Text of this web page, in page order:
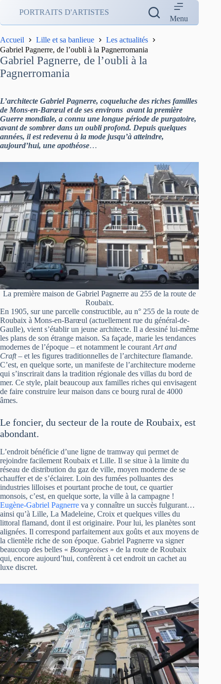
contenu
PORTRAITS D'ARTISTES
Menu
Accueil Lille et sa banlieue
Les actualités
Gabriel Pagnerre, de l’oubli à la Pagnerromania
Gabriel Pagnerre, de l’oubli à la
Pagnerromania
L’architecte Gabriel Pagnerre, coqueluche des riches familles
de Mons-en-Barœul et de ses environs avant la première
Guerre mondiale, a connu une longue période de purgatoire,
avant de sombrer dans un oubli profond. Depuis quelques
années, il est redevenu à la mode jusqu’à atteindre,
aujourd’hui, une apothéose…
La première maison de Gabriel Pagnerre au 255 de la route de
Roubaix.
En 1905, sur une parcelle constructible, au n° 255 de la route de
Roubaix à Mons-en-Barœul (actuellement rue du général-de-
Gaulle), vient s’établir un jeune architecte. Il a dessiné lui-même
les plans de son étrange maison. Sa façade, marie les tendances
modernes de l’époque – et notamment le courant Art and
Craft– et les figures traditionnelles de l’architecture flamande.
C’est, en quelque sorte, un manifeste de l’architecture moderne
qui s’inscrirait dans la tradition régionale des villas du bord de
mer. Ce style, plait beaucoup aux familles riches qui envisagent
de faire construire leur maison dans ce bourg rural de 4000
âmes.
Le foncier, du secteur de la route de Roubaix, est
abondant.
L’endroit bénéficie d’une ligne de tramway qui permet de
rejoindre facilement Roubaix et Lille. Il se situe à la limite du
réseau de distribution du gaz de ville, moyen moderne de se
chauffer et de s’éclairer. Loin des fumées polluantes des
industries lilloises et pourtant proche de tout, ce quartier
monsois, c’est, en quelque sorte, la ville à la campagne !
Eugène-Gabriel Pagnerre va y connaître un succès fulgurant…
ainsi qu’à Lille, La Madeleine, Croix et quelques villes du
littoral flamand, dont il est originaire. Pour lui, les planètes sont
alignées. Il correspond parfaitement aux goûts et aux moyens de
la clientèle riche de son époque. Gabriel Pagnerre va signer
beaucoup des belles « Bourgeoises » de la route de Roubaix
qui, encore aujourd’hui, confèrent à cet endroit un cachet au
luxe discret.